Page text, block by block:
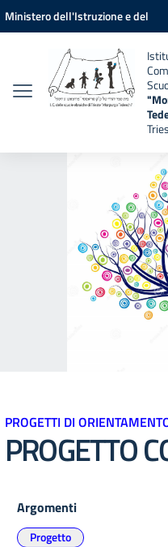
Vai ai contenuti
Vai al menu di navigazione
Vai al footer
Ministero dell'Istruzione e del
PROGETTI DI
PROGETTO
Argomenti
Progetto